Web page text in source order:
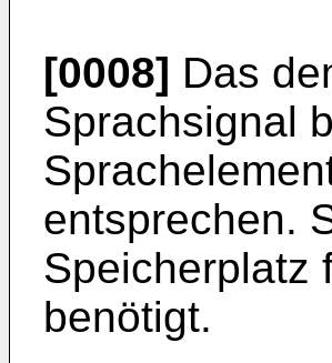
[0008] Das
Sprachsignal
entsprechen.
Speicherplatz
benötigt.